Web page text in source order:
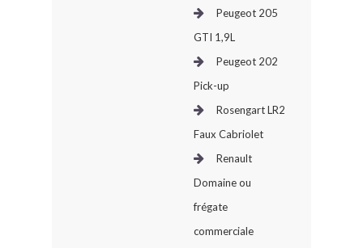
Peugeot 205
GTI 1,9L
Peugeot 202
Pick-up
Rosengart LR2
Faux Cabriolet
Renault
Domaine ou
frégate
commerciale